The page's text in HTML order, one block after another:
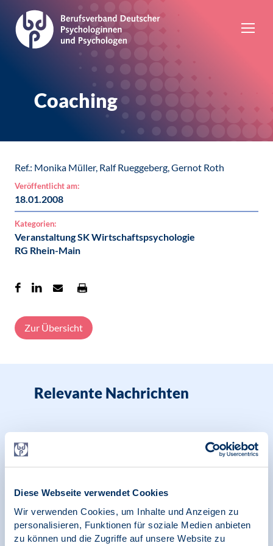
Diese Webseite verwendet Cookies
Wir verwenden Cookies, um Inhalte und Anzeigen zu
personalisieren, Funktionen für soziale Medien anbieten
zu können und die Zugriffe auf unsere Website zu
Coaching
Ref.: Monika Müller, Ralf Rueggeberg, Gernot Roth
Veröffentlicht am:
18.01.2008
Kategorien:
Veranstaltung SK Wirtschaftspsychologie
RG Rhein-Main
Zur Übersicht
Relevante Nachrichten
Fachgruppe Coaching